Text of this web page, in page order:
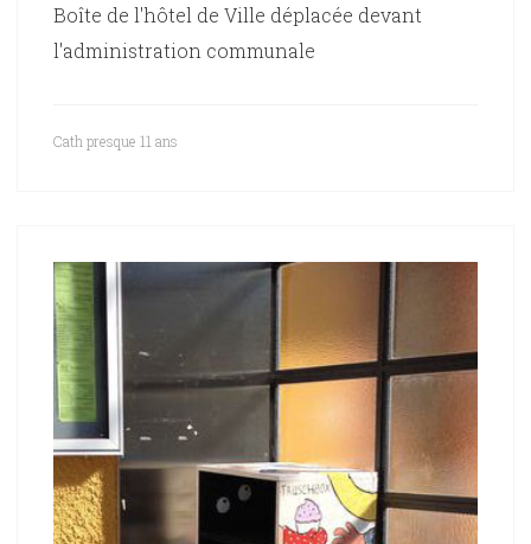
Boîte de l'hôtel de Ville déplacée devant
l'administration communale
Cath presque 11 ans